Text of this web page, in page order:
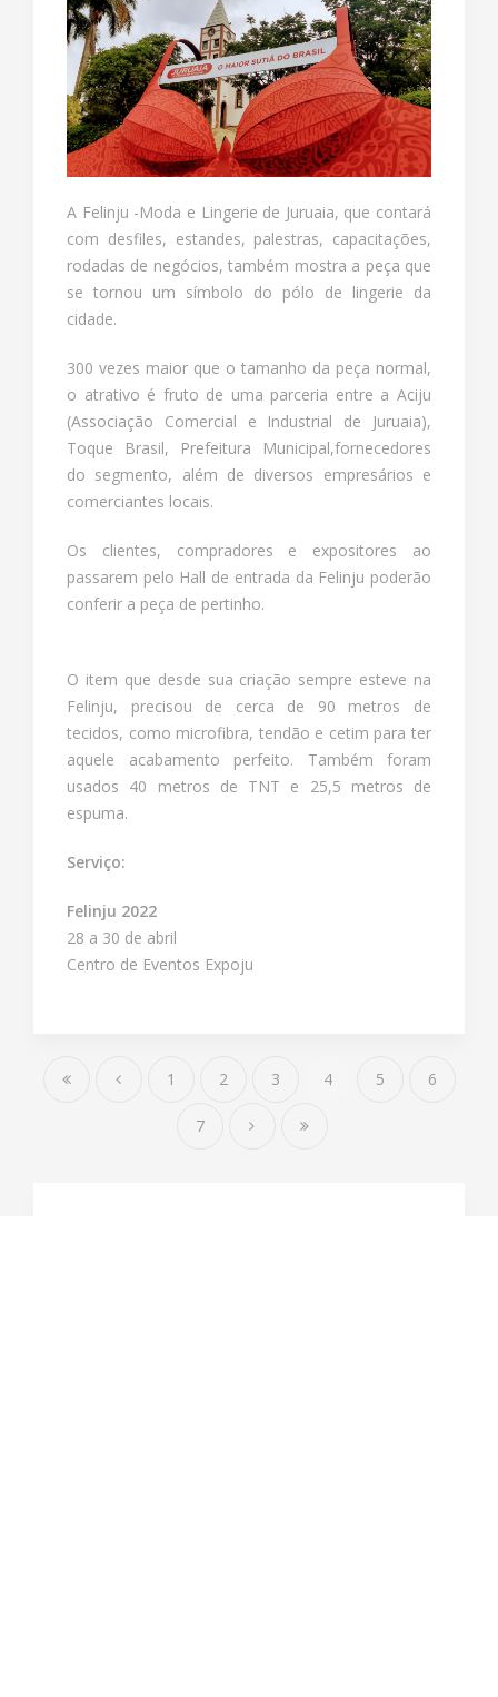
A Felinju -Moda e Lingerie de Juruaia, que contará
com desfiles, estandes, palestras, capacitações,
rodadas de negócios, também mostra a peça que
se tornou um símbolo do pólo de lingerie da
cidade.
300 vezes maior que o tamanho da peça normal,
o atrativo é fruto de uma parceria entre a Aciju
(Associação Comercial e Industrial de Juruaia),
Toque Brasil, Prefeitura Municipal,fornecedores
do segmento, além de diversos empresários e
comerciantes locais.
Os clientes, compradores e expositores ao
passarem pelo Hall de entrada da Felinju poderão
conferir a peça de pertinho.
O item que desde sua criação sempre esteve na
Felinju, precisou de cerca de 90 metros de
tecidos, como microfibra, tendão e cetim para ter
aquele acabamento perfeito. Também foram
usados 40 metros de TNT e 25,5 metros de
espuma.
Serviço:
Felinju 2022
28 a 30 de abril
Centro de Eventos Expoju
1 2 3 4 5 6
7